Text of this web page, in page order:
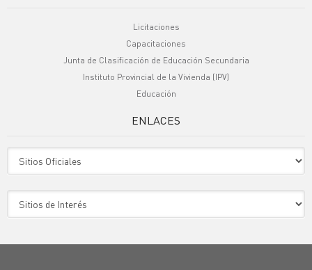
Licitaciones
Capacitaciones
Junta de Clasificación de Educación Secundaria
Instituto Provincial de la Vivienda (IPV)
Educación
ENLACES